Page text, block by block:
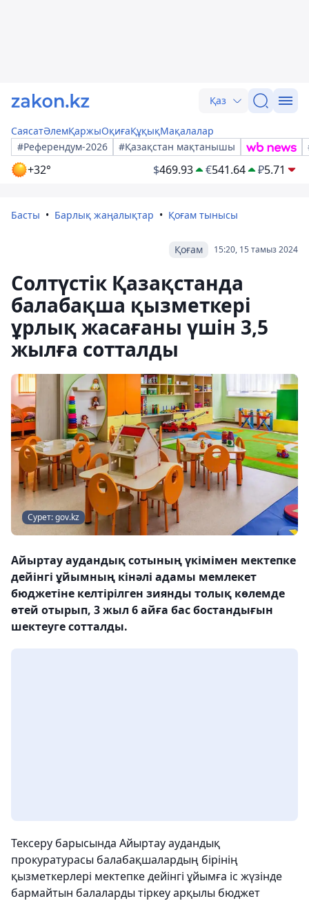
Қаз
СаясатӘлемҚаржыОқиғаҚұқықМақалалар
#Референдум-2026
#Қазақстан мақтанышы
+32° $469.93 €541.64 ₽5.71
Басты Барлық жаңалықтар Қоғам тынысы
15:20, 15 тамыз 2024
Қоғам
Солтүстік Қазақстанда
балабақша қызметкері
ұрлық жасағаны үшін 3,5
жылға сотталды
Сурет: gov.kz
Айыртау аудандық сотының үкімімен мектепке
дейінгі ұйымның кінәлі адамы мемлекет
бюджетіне келтірілген зиянды толық көлемде
өтей отырып, 3 жыл 6 айға бас бостандығын
шектеуге сотталды.
Тексеру барысында Айыртау аудандық
прокуратурасы балабақшалардың бірінің
қызметкерлері мектепке дейінгі ұйымға іс жүзінде
бармайтын балаларды тіркеу арқылы бюджет